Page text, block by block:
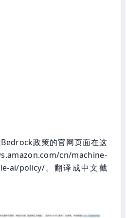
政策的官网页面在这
cn/machine-
ai/policy/。翻译成中文截